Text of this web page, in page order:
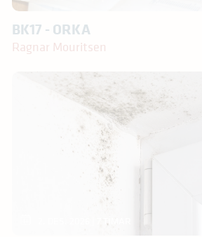
BK17 - ORKA
Ragnar Mouritsen